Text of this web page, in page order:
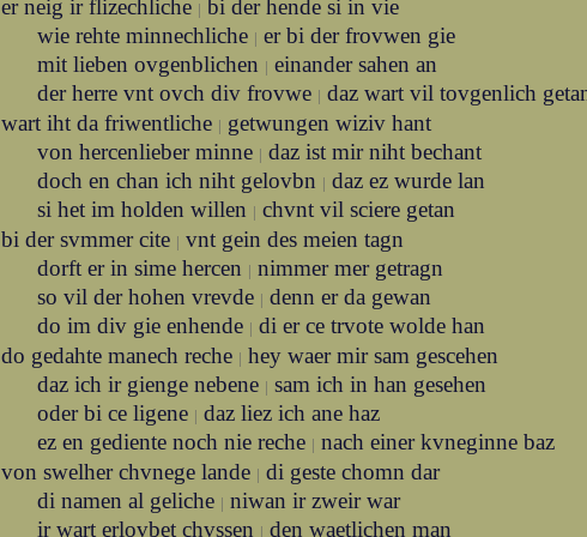
er neig ir flizechliche | bi der hende si in vie
wie rehte minnechliche | er bi der frovwen gie
mit lieben ovgenblichen | einander sahen an
der herre vnt ovch div frovwe | daz wart vil tovgenlich
wart iht da friwentliche | getwungen wiziv hant
von hercenlieber minne | daz ist mir niht bechant
doch en chan ich niht gelovbn | daz ez wurde lan
si het im holden willen | chvnt vil sciere getan
bi der svmmer cite | vnt gein des meien tagn
dorft er in sime hercen | nimmer mer getragn
so vil der hohen vrevde | denn er da gewan
do im div gie enhende | di er ce trvote wolde han
do gedahte manech reche | hey waer mir sam gescehen
daz ich ir gienge nebene | sam ich in han gesehen
oder bi ce ligene | daz liez ich ane haz
ez en gediente noch nie reche | nach einer kvneginne baz
von swelher chvnege lande | di geste chomn dar
di namen al geliche | niwan ir zweir war
ir wart erlovbet chvssen | den waetlichen man